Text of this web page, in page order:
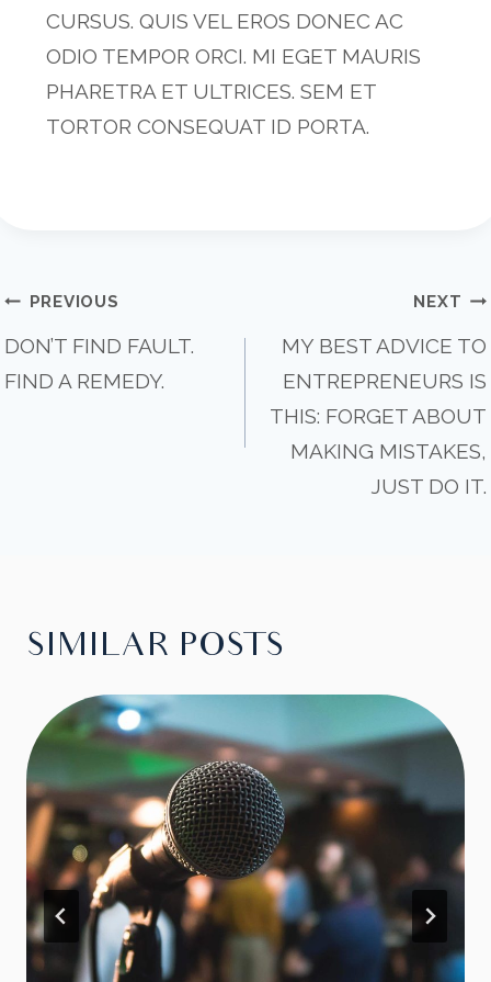
CURSUS. QUIS VEL EROS DONEC AC
ODIO TEMPOR ORCI. MI EGET MAURIS
PHARETRA ET ULTRICES. SEM ET
TORTOR CONSEQUAT ID PORTA.
POST
PREVIOUS
DON’T FIND FAULT.
FIND A REMEDY.
NEXT
MY BEST ADVICE TO
ENTREPRENEURS IS
THIS: FORGET ABOUT
MAKING MISTAKES,
JUST DO IT.
SIMILAR POSTS